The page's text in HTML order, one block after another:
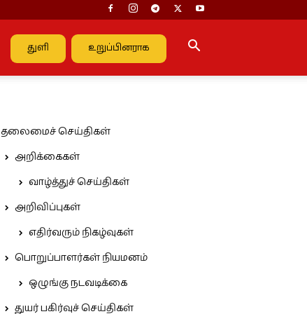
துளி உறுப்பினராக
தலைமைச் செய்திகள்
அறிக்கைகள்
வாழ்த்துச் செய்திகள்
அறிவிப்புகள்
எதிர்வரும் நிகழ்வுகள்
பொறுப்பாளர்கள் நியமனம்
ஒழுங்கு நடவடிக்கை
துயர் பகிர்வுச் செய்திகள்